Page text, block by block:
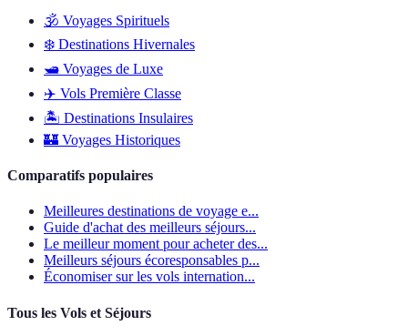
🕉️ Voyages Spirituels
❄️ Destinations Hivernales
🛥️ Voyages de Luxe
✈️ Vols Première Classe
🏝️ Destinations Insulaires
🏰 Voyages Historiques
Comparatifs populaires
Meilleures destinations de voyage e...
Guide d'achat des meilleurs séjours...
Le meilleur moment pour acheter des...
Meilleurs séjours écoresponsables p...
Économiser sur les vols internation...
Tous les Vols et Séjours